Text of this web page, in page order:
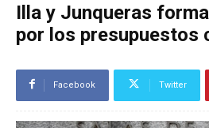
Illa y Junqueras
por los presupuestos
Facebook Twitter